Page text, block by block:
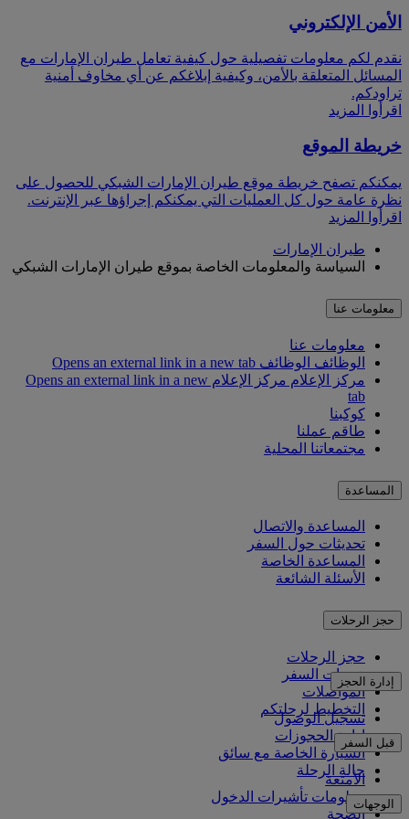
الأمن الإلكتروني
نقدم لكم معلومات تفصيلية حول كيفية تعامل طيران الإمارات مع
المسائل المتعلقة بالأمن، وكيفية إبلاغكم عن أي مخاوف أمنية
تراودكم.
اقرأوا المزيد
خريطة الموقع
يمكنكم تصفح خريطة موقع طيران الإمارات الشبكي للحصول على
نظرة عامة حول كل العمليات التي يمكنكم إجراؤها عبر الإنترنت.
اقرأوا المزيد
طيران الإمارات
السياسة والمعلومات الخاصة بموقع طيران الإمارات الشبكي
معلومات عنا
معلومات عنا
الوظائف الوظائف Opens an external link in a new tab
مركز الإعلام
مركز الإعلام Opens an external link in a new
tab
كوكبنا
طاقم عملنا
مجتمعاتنا المحلية
المساعدة
المساعدة والاتصال
تحديثات حول السفر
المساعدة الخاصة
الأسئلة الشائعة
حجز الرحلات
حجز الرحلات
خدمات السفر
المواصلات
التخطيط لرحلتكم
إدارة الحجز
تسجيل الوصول
إدارة الحجوزات
السيارة الخاصة مع سائق
حالة الرحلة
قبل السفر
الأمتعة
معلومات تأشيرات الدخول
الصحة
الوجهات